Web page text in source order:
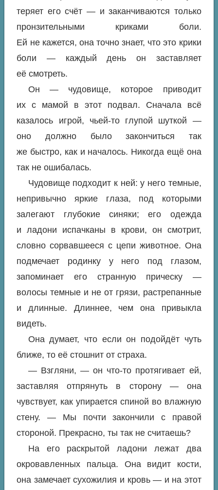
теряет его счёт — и заканчиваются только
пронзительными криками боли.
Ей не кажется, она точно знает, что это крики
боли — каждый день он заставляет
её смотреть.
Он — чудовище, которое приводит
их с мамой в этот подвал. Сначала всё
казалось игрой, чьей-то глупой шуткой —
оно должно было закончиться так
же быстро, как и началось. Никогда ещё она
так не ошибалась.
Чудовище подходит к ней: у него темные,
непривычно яркие глаза, под которыми
залегают глубокие синяки; его одежда
и ладони испачканы в крови, он смотрит,
словно сорвавшееся с цепи животное. Она
подмечает родинку у него под глазом,
запоминает его странную прическу —
волосы темные и не от грязи, растрепанные
и длинные. Длиннее, чем она привыкла
видеть.
Она думает, что если он подойдёт чуть
ближе, то её стошнит от страха.
— Взгляни, — он что-то протягивает ей,
заставляя отпрянуть в сторону — она
чувствует, как упирается спиной во влажную
стену. — Мы почти закончили с правой
стороной. Прекрасно, ты так не считаешь?
На его раскрытой ладони лежат два
окровавленных пальца. Она видит кости,
она замечает сухожилия и кровь — и на этот